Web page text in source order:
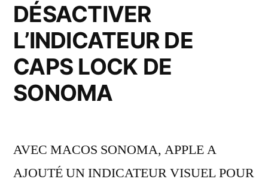
DÉSACTIVER
L’INDICATEUR DE
CAPS LOCK DE
SONOMA
AVEC MACOS SONOMA, APPLE A
AJOUTÉ UN INDICATEUR VISUEL POUR